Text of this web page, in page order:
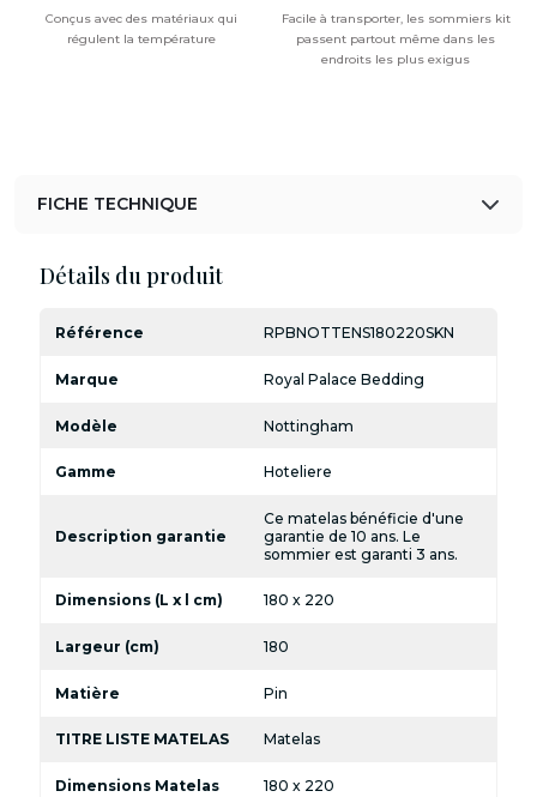
Conçus avec des matériaux qui
régulent la température
Facile à transporter, les sommiers kit
passent partout même dans les
endroits les plus exigus
FICHE TECHNIQUE
Détails du produit
Référence RPBNOTTENS180220SKN
Marque Royal Palace Bedding
Modèle Nottingham
Gamme Hoteliere
Description garantie
Ce matelas bénéficie d'une
garantie de 10 ans. Le
sommier est garanti 3 ans.
Dimensions (L x l cm) 180 x 220
Largeur (cm) 180
Matière Pin
TITRE LISTE MATELAS Matelas
Dimensions Matelas 180 x 220